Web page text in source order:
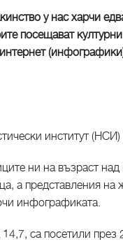
у нас харчи
посещават
институт
ни на възраст
а представления на
инфографиката.
са посетили през